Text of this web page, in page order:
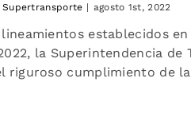
Supertransporte | agosto 1st, 2022
establecidos en
la Superintendencia de
riguroso cumplimiento de